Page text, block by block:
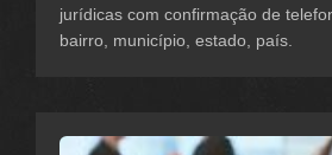
jurídicas com confirmação de
bairro, município, estado, país.